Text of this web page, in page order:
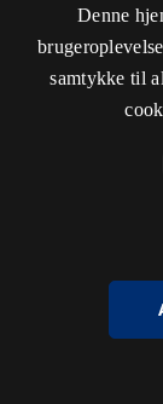
Denne
samtykke til